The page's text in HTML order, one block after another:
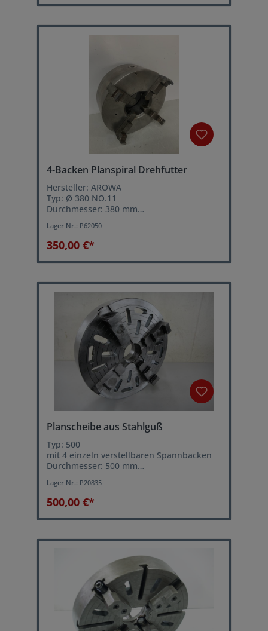
4-Backen Planspiral Drehfutter
Hersteller: AROWA
Typ: Ø 380 NO.11
Durchmesser: 380 mm
Drehfutteraufnahme: Kurzkegel Größe 8
Lager Nr.: P62050
350,00 €*
Planscheibe aus Stahlguß
Typ: 500
mit 4 einzeln verstellbaren Spannbacken
Durchmesser: 500 mm
Lager Nr.: P20835
500,00 €*